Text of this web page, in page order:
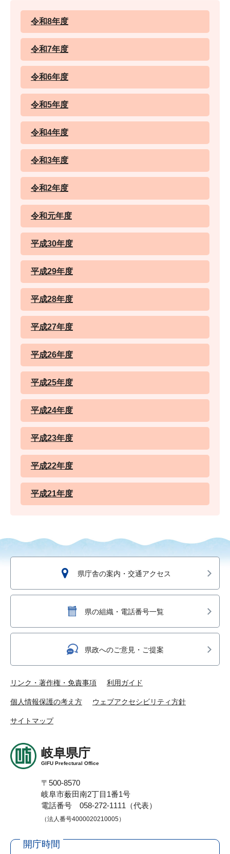
令和8年度
令和7年度
令和6年度
令和5年度
令和4年度
令和3年度
令和2年度
令和元年度
平成30年度
平成29年度
平成28年度
平成27年度
平成26年度
平成25年度
平成24年度
平成23年度
平成22年度
平成21年度
県庁舎の案内・交通アクセス
県の組織・電話番号一覧
県政へのご意見・ご提案
リンク・著作権・免責事項 利用ガイド
個人情報保護の考え方 ウェブアクセシビリティ方針
サイトマップ
岐阜県庁
GIFU Prefectural Office
〒500-8570
岐阜市薮田南2丁目1番1号
電話番号 058-272-1111（代表）
（法人番号4000020210005）
開庁時間